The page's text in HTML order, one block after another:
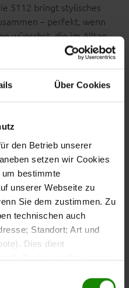
Über Cookies
den Betrieb unserer
setzen wir Cookies
um bestimmte
unserer Webseite zu
Sie dem zustimmen. Zu
technischen auch
Standort; Art und
Dies dient
Cookies helfen uns zu
sammeln und sie
5112 bringt stylisches
– perfekt, wenn
wünschst, die im Alltag
Anlässen.
der
Serie
Esszimmer Serie 5112
auch funktional:
in goldfarbener
markantemX-Gestell aus
Metall wird